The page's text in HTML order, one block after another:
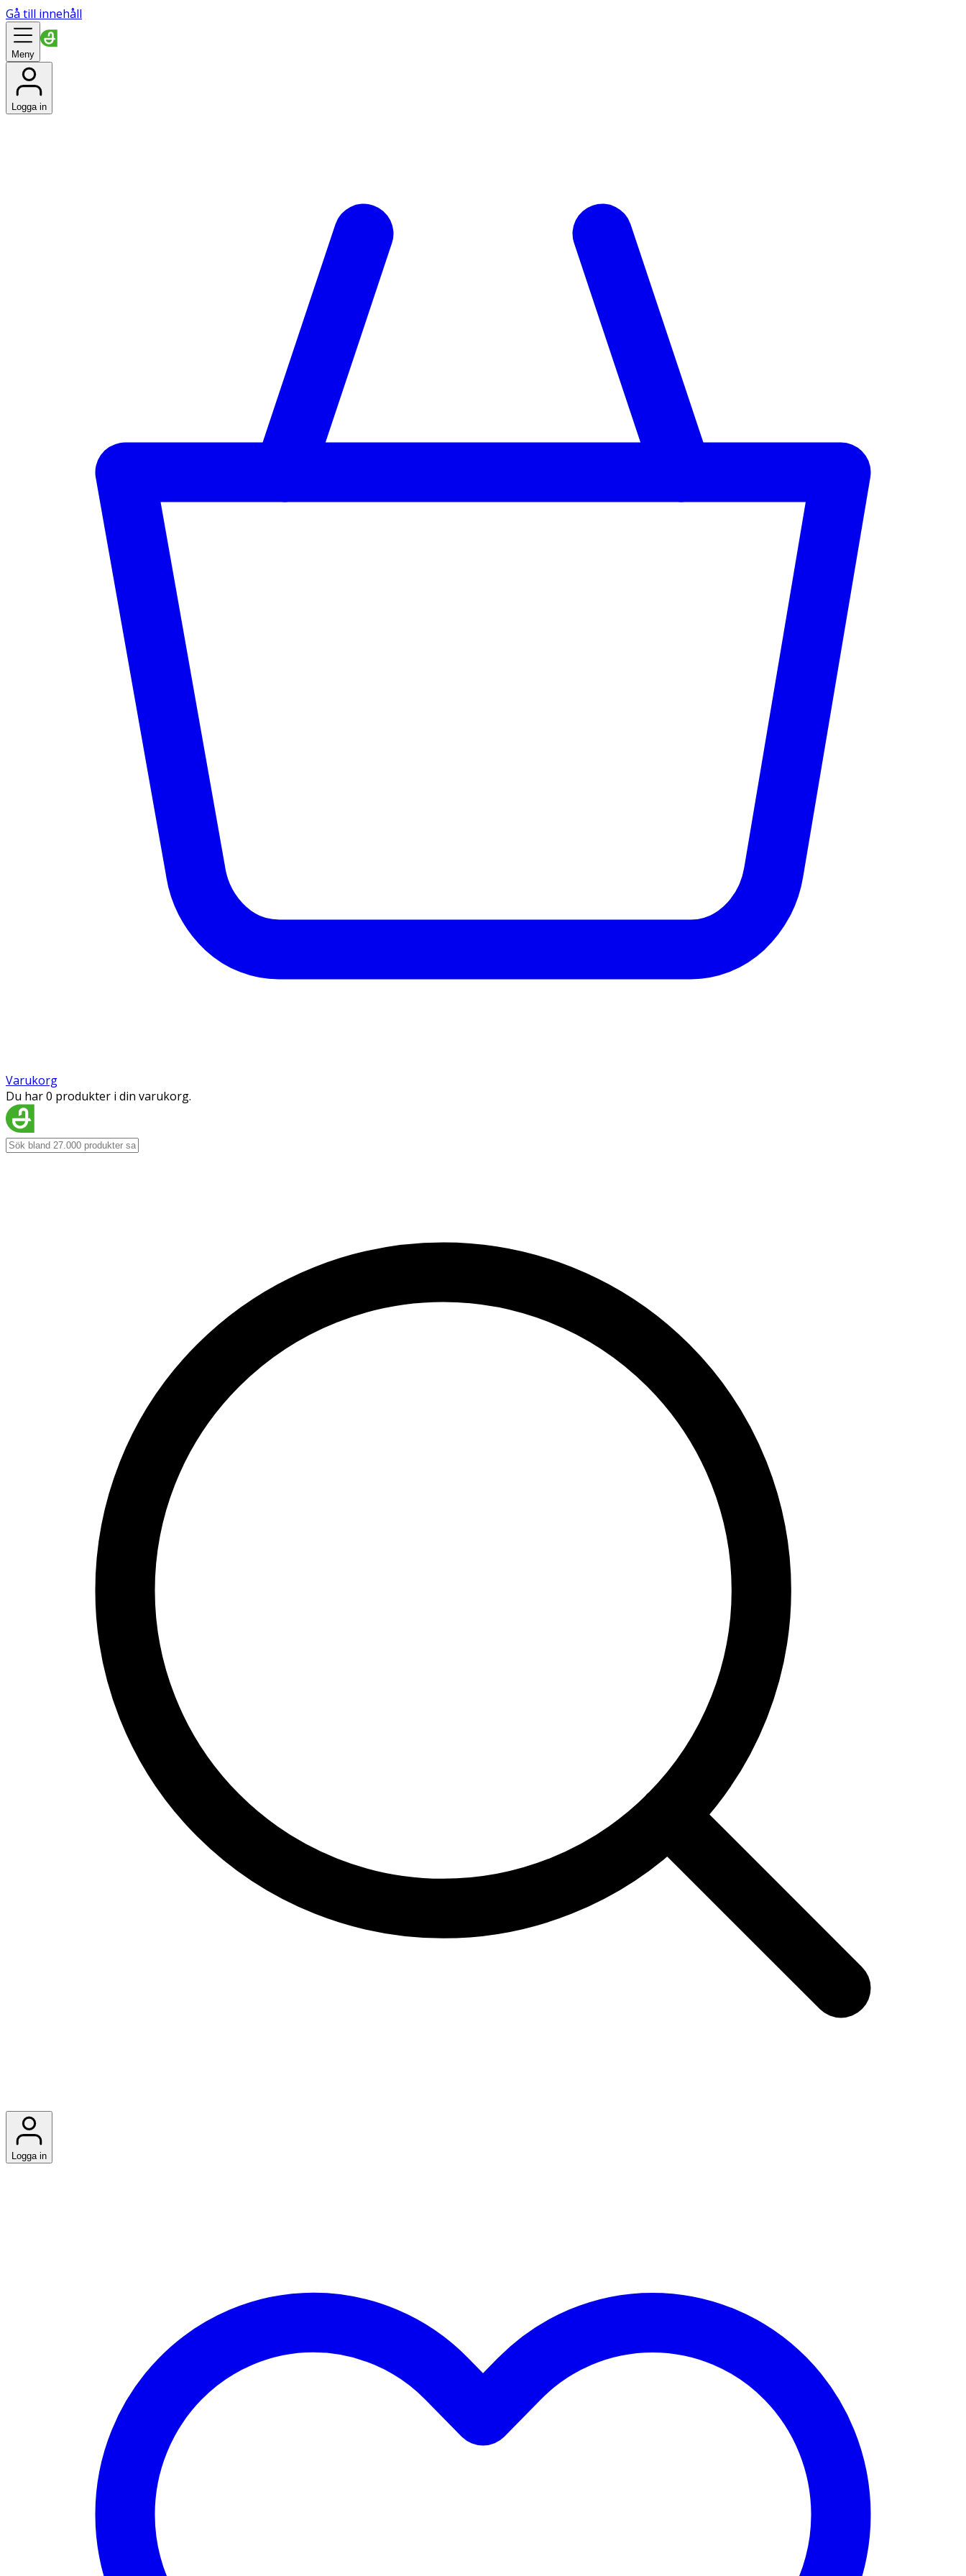
Gå till innehåll
Meny
Logga in
Varukorg
Du har 0 produkter i din varukorg.
Logga in